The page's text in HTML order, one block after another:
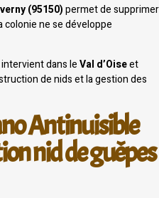
(95150)permet de supprimer
colonie ne se développe
intervient dans leVal d’Oiseet
de nids et la gestion des
Antinuisible
nid de guêpes